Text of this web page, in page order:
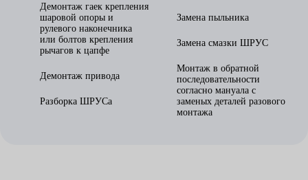
Демонтаж гаек крепления
шаровой опоры и
рулевого наконечника
или болтов крепления
рычагов к цапфе
Демонтаж привода
Разборка ШРУСа
Замена пыльника
Замена смазки ШРУС
Монтаж в обратной
последовательности
согласно мануала с
заменых деталей разового
монтажа